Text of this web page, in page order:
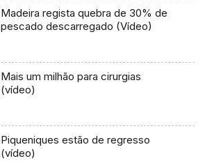
Madeira regista quebra de 30% de
pescado descarregado (Vídeo)
Mais um milhão para cirurgias
(vídeo)
Piqueniques estão de regresso
(vídeo)